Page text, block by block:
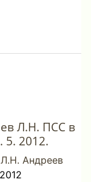
Л.Н. ПСС в
5. 2012.
Л.Н. Андреев